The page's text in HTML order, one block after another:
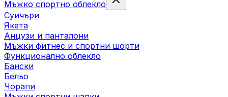
Мъжко спортно облекло
Суичъри
Якета
Aнцузи и панталони
Mъжки фитнес и спортни шорти
Функционално облекло
Бански
Бельо
Чорапи